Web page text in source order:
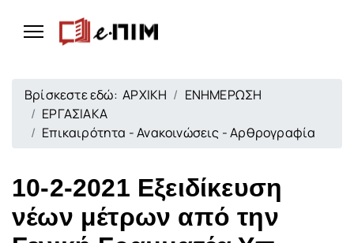
Βρίσκεστε εδώ:ΑΡΧΙΚΗ
ΕΝΗΜΕΡΩΣΗ
ΕΡΓΑΣΙΑΚΑ
Επικαιρότητα - Ανακοινώσεις - Αρθρογραφία
10-2-2021 Εξειδίκευση
νέων μέτρων από την